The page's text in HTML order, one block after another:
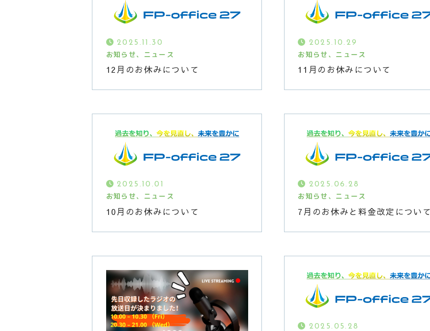
24時間受付中
2025.11.30
お知らせ、ニュース
12月のお休みについて
2025.10.29
お知らせ、ニュース
11月のお休みについて
2025.10.01
お知らせ、ニュース
10月のお休みについて
2025.06.28
お知らせ、ニュース
7月のお休みと料金改定について
2025.05.28